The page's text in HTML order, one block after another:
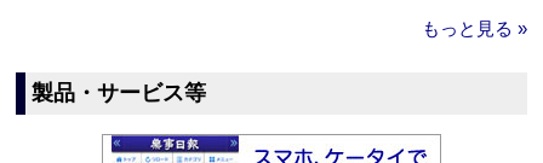
もっと見る »
製品・サービス等